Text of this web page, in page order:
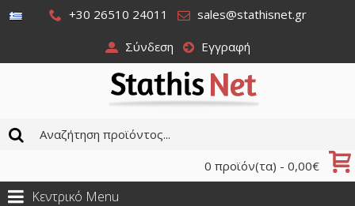
+30 26510 24011 sales@stathisnet.gr
Σύνδεση Εγγραφή
0 προϊόν(τα) - 0,00€
Κεντρικό Menu